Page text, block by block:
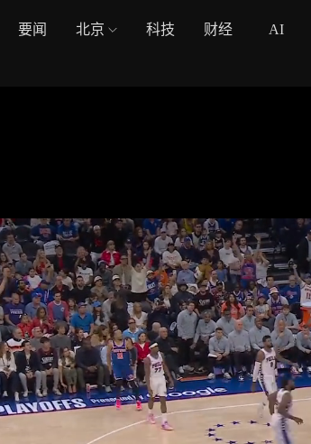
要闻 北京 科技 财经 AI